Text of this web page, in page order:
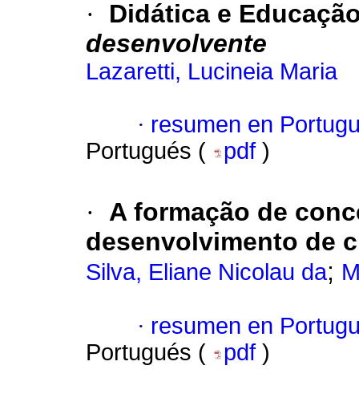
·
Didática e
desenvolvente
Lazaretti, Lucineia Maria
· resumen en
Portugués (
pdf )
·
A formação de
desenvolvimento de
Silva, Eliane Nicolau da;
· resumen en
Portugués (
pdf )